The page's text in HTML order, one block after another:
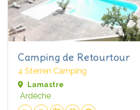
Camping de Retourtour
4 Sterren Camping
Lamastre
Ardèche